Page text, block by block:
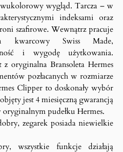
wygląd. Tarcza – w
indeksami oraz
szafirowe. Wewnątrz pracuje
kwarcowy Swiss Made,
i wygodę użytkowania.
z oryginalna Bransoleta Hermes
pozłacanych w rozmiarze
Clipper to doskonały wybór
jest 4 miesięczną gwarancją
pudełku Hermes.
zegarek posiada niewielkie
wszystkie funkcje działają